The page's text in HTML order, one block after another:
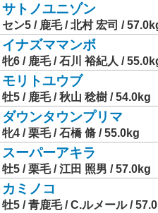
サトノユニゾン
セン5 / 鹿毛 / 北村 宏司 /
イナズママンボ
牝6 / 鹿毛 / 石川 裕紀人 /
モリトユウブ
牡5 / 鹿毛 / 秋山 稔樹 / 54.0kg
ダウンタウンプリマ
牝4 / 栗毛 / 石橋 脩 / 55.0kg
スーパーアキラ
牡5 / 栗毛 / 江田 照男 / 57.0kg
カミノコ
牡5 / 青鹿毛 / C.ルメール /